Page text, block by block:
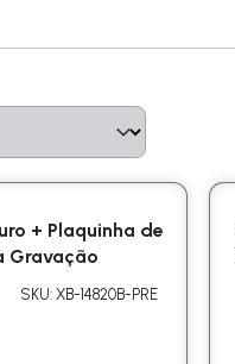
+ Plaquinha de
Gravação
SKU: XB-14820B-PRE